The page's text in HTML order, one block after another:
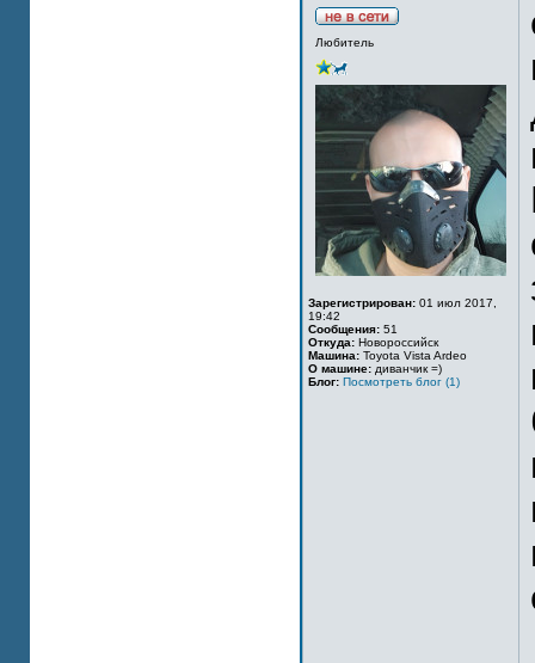
Любитель
Зарегистрирован: 01 июл 2017,
19:42
Сообщения: 51
Откуда: Новороссийск
Машина: Toyota Vista Ardeo
О машине: диванчик =)
Блог: Посмотреть блог (1)